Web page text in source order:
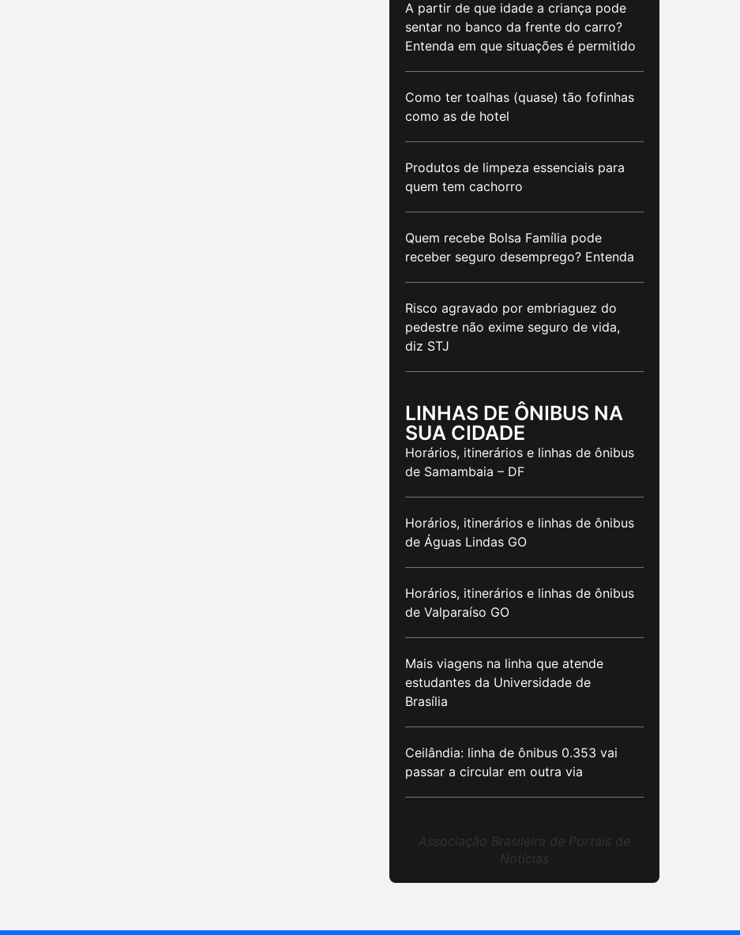
A partir de que idade a criança pode
sentar no banco da frente do carro?
Entenda em que situações é permitido
Como ter toalhas (quase) tão fofinhas
como as de hotel
Produtos de limpeza essenciais para
quem tem cachorro
Quem recebe Bolsa Família pode
receber seguro desemprego? Entenda
Risco agravado por embriaguez do
pedestre não exime seguro de vida,
diz STJ
LINHAS DE ÔNIBUS NA
SUA CIDADE
Horários, itinerários e linhas de ônibus
de Samambaia – DF
Horários, itinerários e linhas de ônibus
de Águas Lindas GO
Horários, itinerários e linhas de ônibus
de Valparaíso GO
Mais viagens na linha que atende
estudantes da Universidade de
Brasília
Ceilândia: linha de ônibus 0.353 vai
passar a circular em outra via
Associação Brasileira de Portais de
Notícias